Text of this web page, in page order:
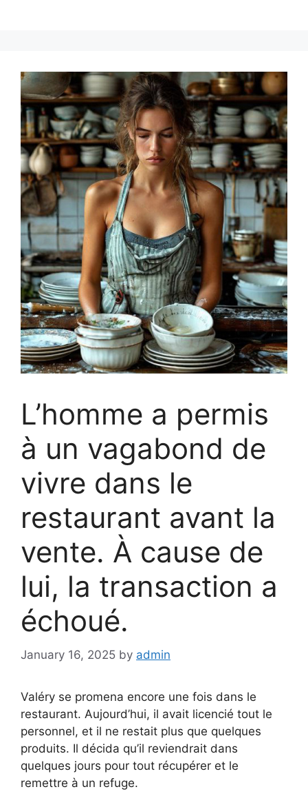
L’homme a permis
à un vagabond de
vivre dans le
restaurant avant la
vente. À cause de
lui, la transaction a
échoué.
January 16, 2025 by admin
Valéry se promena encore une fois dans le
restaurant. Aujourd’hui, il avait licencié tout le
personnel, et il ne restait plus que quelques
produits. Il décida qu’il reviendrait dans
quelques jours pour tout récupérer et le
remettre à un refuge.